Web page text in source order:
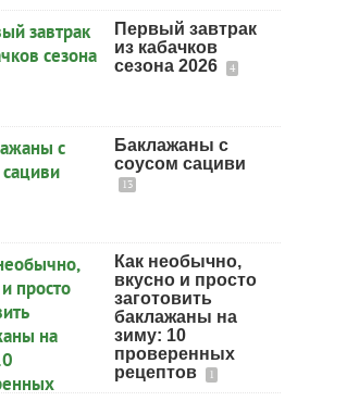
Первый завтрак
из кабачков
сезона 2026
4
Баклажаны с
соусом сациви
13
Как необычно,
вкусно и просто
заготовить
баклажаны на
зиму: 10
проверенных
рецептов
1